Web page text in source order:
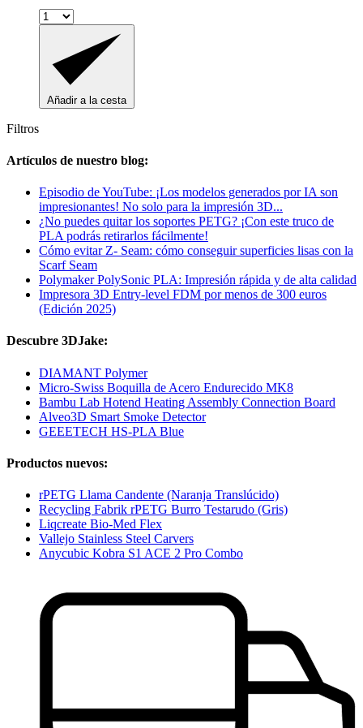
Añadir a la cesta
Filtros
Artículos de nuestro blog:
Episodio de YouTube: ¡Los modelos generados por IA son
impresionantes! No solo para la impresión 3D...
¿No puedes quitar los soportes PETG? ¡Con este truco de
PLA podrás retirarlos fácilmente!
Cómo evitar Z- Seam: cómo conseguir superficies lisas con la
Scarf Seam
Polymaker PolySonic PLA: Impresión rápida y de alta calidad
Impresora 3D Entry-level FDM por menos de 300 euros
(Edición 2025)
Descubre 3DJake:
DIAMANT Polymer
Micro-Swiss Boquilla de Acero Endurecido MK8
Bambu Lab Hotend Heating Assembly Connection Board
Alveo3D Smart Smoke Detector
GEEETECH HS-PLA Blue
Productos nuevos:
rPETG Llama Candente (Naranja Translúcido)
Recycling Fabrik rPETG Burro Testarudo (Gris)
Liqcreate Bio-Med Flex
Vallejo Stainless Steel Carvers
Anycubic Kobra S1 ACE 2 Pro Combo